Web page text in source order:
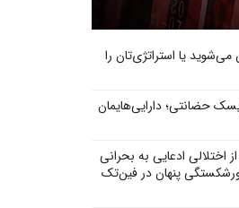
می‌شوید یا استراتژی‌تان را
حضانتی؛ دارایی‌هایمان
اختلالی ادعایی به بحرانی
پنهان در فین‌تک